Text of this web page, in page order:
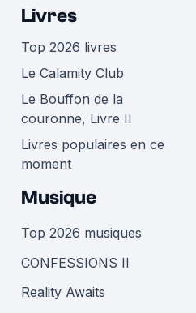
Livres
Top 2026 livres
Le Calamity Club
Le Bouffon de la
couronne, Livre II
Livres populaires en ce
moment
Musique
Top 2026 musiques
CONFESSIONS II
Reality Awaits